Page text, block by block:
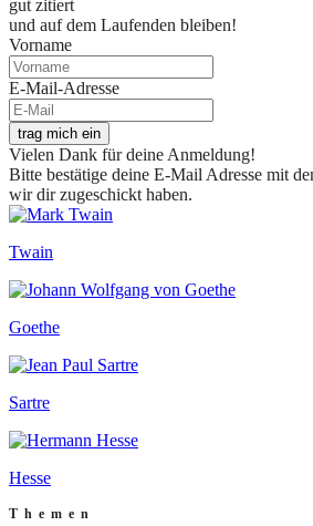
gut zitiert
und auf dem Laufenden bleiben!
Vorname
E-Mail-Adresse
trag mich ein
Vielen Dank für deine Anmeldung!
Bitte bestätige deine E-Mail Adresse mit
wir dir zugeschickt haben.
Twain
Goethe
Sartre
Hesse
Themen